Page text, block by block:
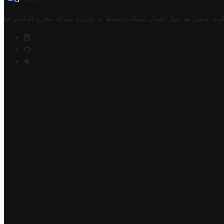
تونس هو دليل أعمال تملكه وتحتفظ به وتديره شركة مخزن التكنولوجيا